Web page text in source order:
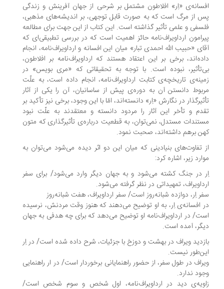
«اِر» افلاطون مشتمل بر شرحی از جهان آفرینش و زندگی
از مرگ است که به صورت قابل توجهی، بر اندیشه‌های مذهبی،
و علمی تأثیر گذاشته است. این کتاب از این جهت برای مطالعه
ارداویراف‌نامه حائز اهمیت است که در بررسی تطبیقی‌ای که
«حبیب الله احمدی تبار» میان این افسانه و ارداویراف‌نامه، انجام
برخی بر این اعتقاد هستند که ارداویراف‌نامه بر افلاطون،
نبوده است. با توجه به تحقیقاتی که «مری بویس» در
تاریخچه‌ی کتابت ارداویراف‌نامه، انجام داده است، به علّت
دانستن آن به دوره‌ی پیش از ساسانیان، آن را یکی از آثار
در نگارش «اِر» دانسته‌اند، امّا با این وجود، برخی نیز تأکید بر
و تأخر این آثار را مردود دانسته و معتقدند به علّت نبود
مستدل، نمی‌توان، به قطعیت درباره‌ی تأثیرگذاری که متون
برهم داشته‌اند، صحبت نمود.
تفاوت‌های بنیادینی که میان این دو اثر دیده می‌شود می‌توان به
زیر، اشاره کرد:
در جنگ کشته می‌شود و به جهان دیگر وارد می‌شود/ برای سفر
تمهیداتی در نظر گرفته می‌شود.
اِر، دوازده شبانه‌روز است/ سفر ارداویراف، هفت شبانه‌روز
افسانه‌ی اِر، به او توضیح می‌دهند که هنوز وقت مردنش، نرسیده
در ارداویراف‌نامه او توضیح می‌دهد که برای چه هدفی به جهان
آمده است.
ویراف در بهشت و دوزخ با جزئیات، شرح داده شده است/ در اِر
نیست.
در طول سفر، از حضور راهنمایانی برخوردار است/ در ار راهنمایی
ندارد.
دید در ارداویراف‌نامه، اول شخص و سوم شخص است/